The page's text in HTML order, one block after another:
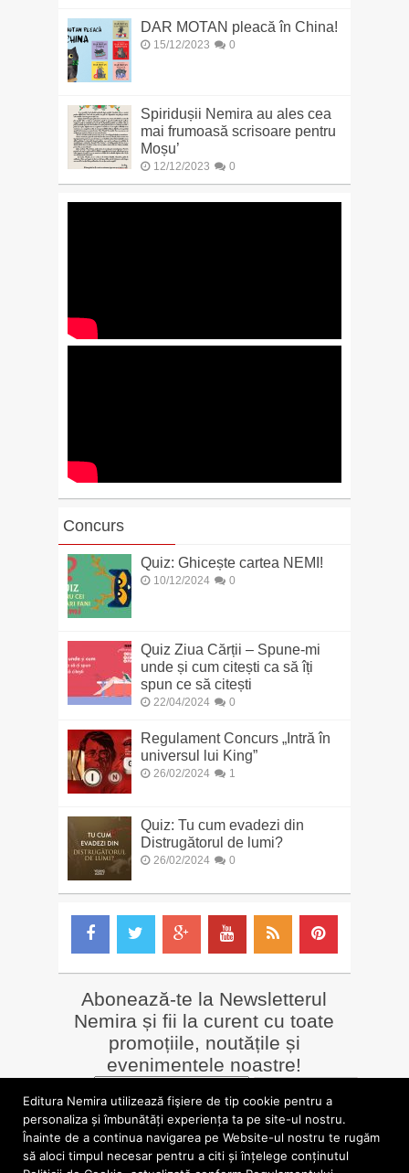
DAR MOTAN pleacă în China!
15/12/2023 0
Spiridușii Nemira au ales cea
mai frumoasă scrisoare pentru
Moșu’
12/12/2023 0
Concurs
Quiz: Ghicește cartea NEMI!
10/12/2024 0
Quiz Ziua Cărții – Spune-mi
unde și cum citești ca să îți
spun ce să citești
22/04/2024 0
Regulament Concurs „Intră în
universul lui King”
26/02/2024 1
Quiz: Tu cum evadezi din
Distrugătorul de lumi?
26/02/2024 0
Abonează-te la Newsletterul
Nemira și fii la curent cu toate
promoțiile, noutățile și
evenimentele noastre!
LIBRĂRII online
» Librăria Online Nemira
Alte siteuri
»Nemira Media
Editura Nemira utilizează fişiere de tip cookie pentru a
personaliza și îmbunătăți experiența ta pe site-ul nostru.
Înainte de a continua navigarea pe Website-ul nostru te rugăm
să aloci timpul necesar pentru a citi și înțelege conținutul